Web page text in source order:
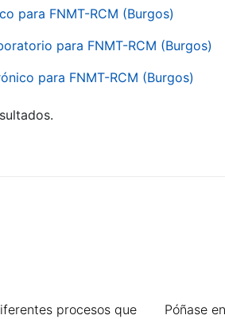
para FNMT-RCM (Burgos)
para FNMT-RCM (Burgos)
para FNMT-RCM (Burgos)
procesos que
Póñase